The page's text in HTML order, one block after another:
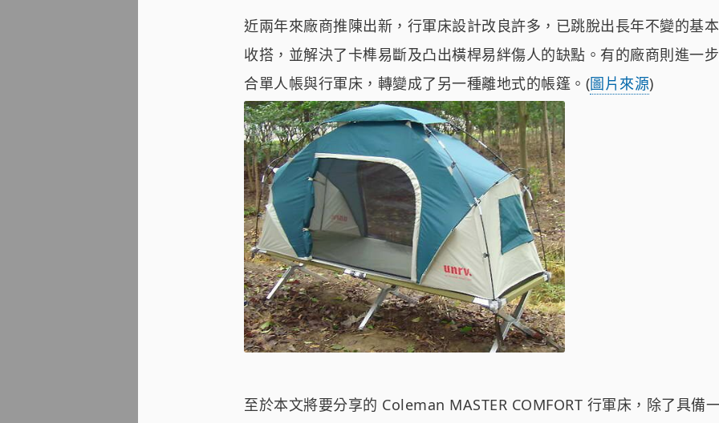
近兩年來廠商推陳出新，行軍床設計改良許多，已跳脫出長年不變的基
收搭，並解決了卡榫易斷及凸出橫桿易絆傷人的缺點。有的廠商則進一
合單人帳與行軍床，轉變成了另一種離地式的帳篷。(圖片來源)
至於本文將要分享的 Coleman MASTER COMFORT 行軍床，除了具備